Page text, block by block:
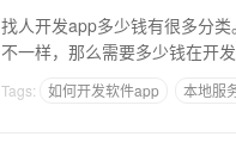
找人开发app多少钱有很多分
不一样，那么需要多少钱在开
Tags: 如何开发软件app 本地服